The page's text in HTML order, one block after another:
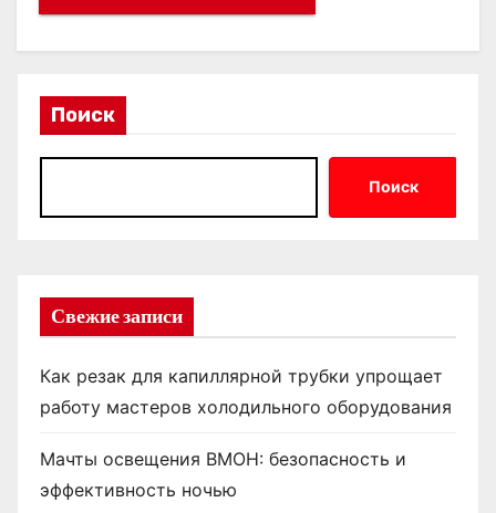
Поиск
Поиск
Свежие записи
Как резак для капиллярной трубки упрощает
работу мастеров холодильного оборудования
Мачты освещения ВМОН: безопасность и
эффективность ночью